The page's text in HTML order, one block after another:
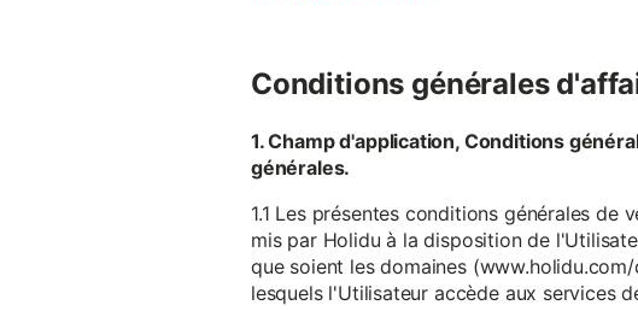
Conditions générales
1. Champ d'application, Conditions
générales.
1.1 Les présentes conditions générales
mis par Holidu à la disposition de
que soient les domaines
lesquels l'Utilisateur accède aux services